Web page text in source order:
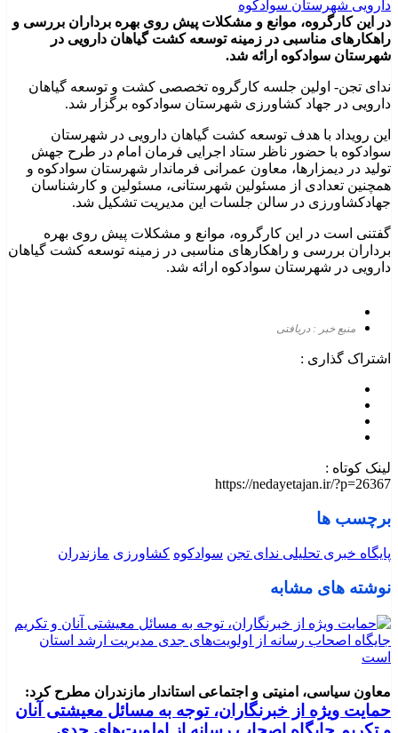
در این کارگروه، موانع و مشکلات پیش روی بهره برداران بررسی و
راهکارهای مناسبی در زمینه توسعه کشت گیاهان دارویی در
شهرستان سوادکوه ارائه شد.
ندای تجن- اولین جلسه کارگروه تخصصی کشت و توسعه گیاهان
دارویی در جهاد کشاورزی شهرستان سوادکوه برگزار شد.
این رویداد با هدف توسعه کشت گیاهان دارویی در شهرستان
سوادکوه با حضور ناظر ستاد اجرایی فرمان امام در طرح جهش
تولید در دیمزارها، معاون عمرانی فرماندار شهرستان سوادکوه و
همچنین تعدادی از مسئولین شهرستانی، مسئولین و کارشناسان
جهادکشاورزی در سالن جلسات این مدیریت تشکیل شد.
گفتنی است در این کارگروه، موانع و مشکلات پیش روی بهره
برداران بررسی و راهکارهای مناسبی در زمینه توسعه کشت گیاهان
دارویی در شهرستان سوادکوه ارائه شد.
منبع خبر : دریافتی
اشتراک گذاری :
لینک کوتاه :
https://nedayetajan.ir/?p=26367
برچسب ها
پایگاه خبری تحلیلی ندای تجن سوادکوه کشاورزی مازندران
نوشته های مشابه
معاون سیاسی، امنیتی و اجتماعی استاندار مازندران مطرح کرد:
حمایت ویژه از خبرنگاران، توجه به مسائل معیشتی آنان